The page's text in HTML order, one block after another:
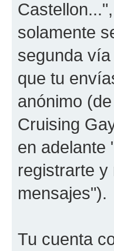
solamente
segunda
que tu
anónimo
Cruising
en adelante
registrarte y
mensajes").
Tu cuenta